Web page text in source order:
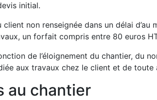
initial.
client non renseignée dans un délai
un forfait compris entre 80 euros
de l’éloignement du chantier, du
aux travaux chez le client et de
au chantier